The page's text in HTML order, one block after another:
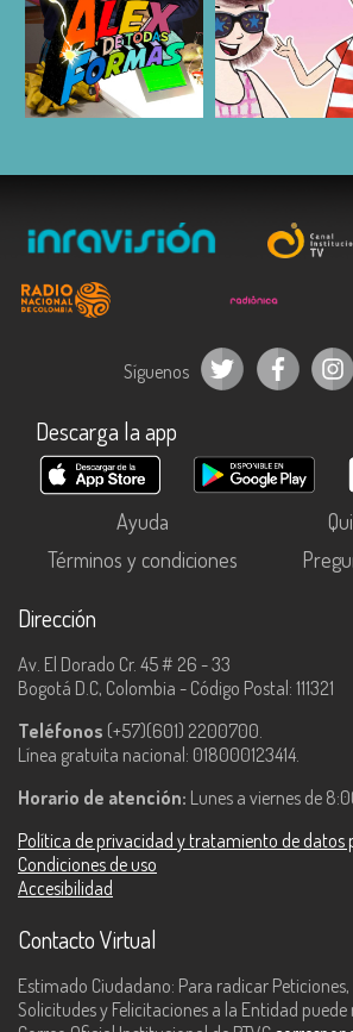
ESCUCHAR
Síguenos
Descarga la app
Ayuda
Términos y condiciones
Dirección
Av. El Dorado Cr. 45 # 26 - 33
Bogotá D.C, Colombia - Código Postal: 111321
Teléfonos (+57)(601) 2200700.
Línea gratuita nacional: 018000123414.
Horario de atención: Lunes a viernes de
Política de privacidad y tratamiento de datos
Condiciones de uso
Accesibilidad
Contacto Virtual
Estimado Ciudadano: Para radicar Peticiones,
Solicitudes y Felicitaciones a la Entidad